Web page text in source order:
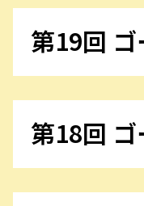
第19回
第18回